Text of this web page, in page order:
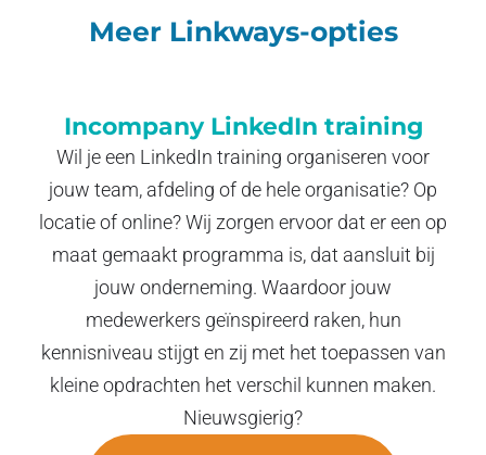
Meer Linkways-opties
Incompany LinkedIn training
Wil je een LinkedIn training organiseren voor
jouw team, afdeling of de hele organisatie? Op
locatie of online? Wij zorgen ervoor dat er een op
maat gemaakt programma is, dat aansluit bij
jouw onderneming. Waardoor jouw
medewerkers geïnspireerd raken, hun
kennisniveau stijgt en zij met het toepassen van
kleine opdrachten het verschil kunnen maken.
Nieuwsgierig?